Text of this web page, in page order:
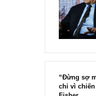
đông
Marks